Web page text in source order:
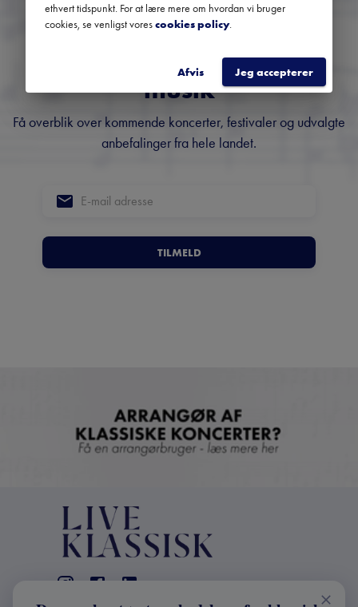
Danmarks største
nyhedsbrev om klassisk
musik
Få overblik over kommende koncerter, festivaler og udvalgte
anbefalinger fra hele landet.
TILMELD
ethvert tidspunkt. For at lære mere om hvordan vi bruger
cookies, se venligst vorescookies policy.
Afvis Jeg accepterer